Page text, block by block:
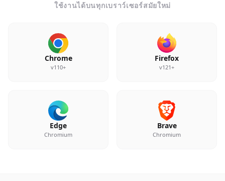
ใช้งานได้บนทุกเบราว์เซอร์สมัยใหม่
Chrome
v110+
Firefox
v121+
Edge
Chromium
Brave
Chromium